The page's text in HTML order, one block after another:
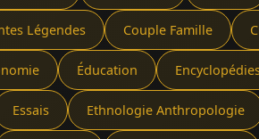
Légendes Couple Famille
Éducation
Essais Ethnologie Anthropologie